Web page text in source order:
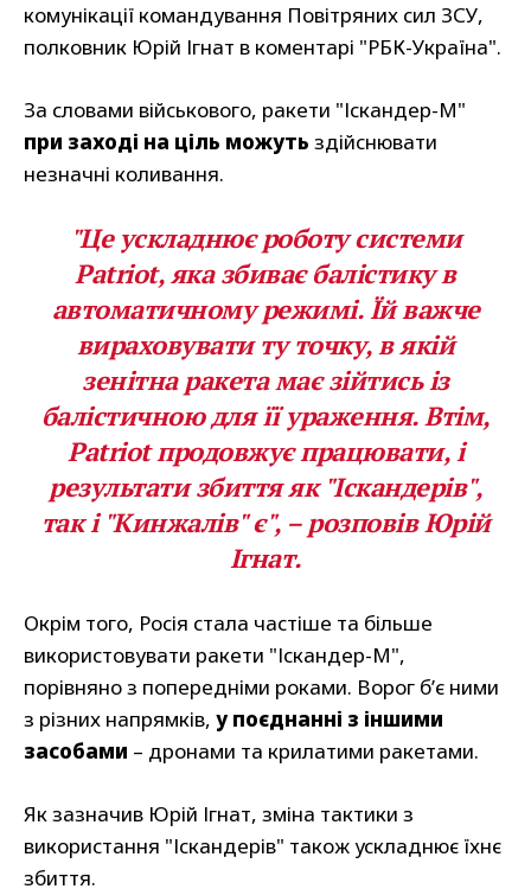
комунікації командування Повітряних сил ЗСУ,
полковник Юрій Ігнат в коментарі "РБК-Україна".
За словами військового, ракети "Іскандер-М"
при заході на ціль можуть здійснювати
незначні коливання.
"Це ускладнює роботу системи
Patriot, яка збиває балістику в
автоматичному режимі. Їй важче
вираховувати ту точку, в якій
зенітна ракета має зійтись із
балістичною для її ураження. Втім,
Patriot продовжує працювати, і
результати збиття як "Іскандерів",
так і "Кинжалів" є", – розповів Юрій
Ігнат.
Окрім того, Росія стала частіше та більше
використовувати ракети "Іскандер-М",
порівняно з попередніми роками. Ворог б’є ними
з різних напрямків, у поєднанні з іншими
засобами – дронами та крилатими ракетами.
Як зазначив Юрій Ігнат, зміна тактики з
використання "Іскандерів" також ускладнює їхнє
збиття.